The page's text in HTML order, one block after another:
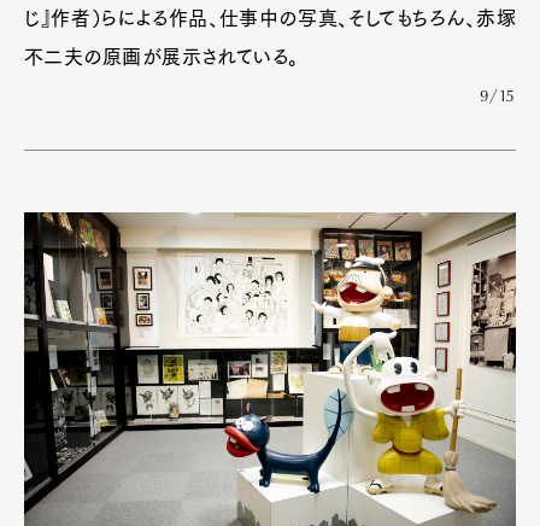
じ』作者）らによる作品、仕事中の写真、そしてもちろん、赤塚
不二夫の原画が展示されている。
9/15